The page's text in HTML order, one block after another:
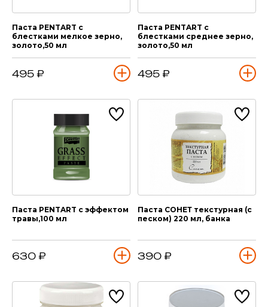
Паста PENTART с
блестками мелкое зерно,
золото,50 мл
495 ₽
Паста PENTART с
блестками среднее зерно,
золото,50 мл
495 ₽
Паста PENTART с эффектом
травы,100 мл
630 ₽
Паста СОНЕТ текстурная (с
песком) 220 мл, банка
390 ₽